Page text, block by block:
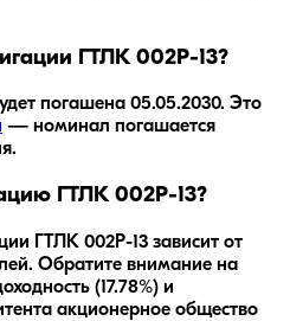
ГТЛК 002P-13?
погашена 05.05.2030. Это
— номинал погашается
ГТЛК 002P-13?
ГТЛК 002P-13 зависит от
Обратите внимание на
(17.78%) и
акционерное общество